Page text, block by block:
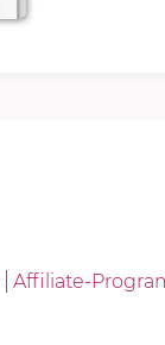
Affiliate-